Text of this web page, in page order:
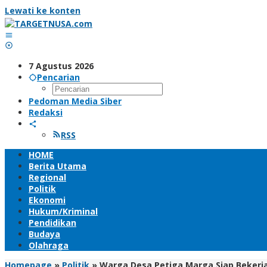
Lewati ke konten
7 Agustus 2026
Pencarian
Pedoman Media Siber
Redaksi
RSS
HOME
Berita Utama
Regional
Politik
Ekonomi
Hukum/Kriminal
Pendidikan
Budaya
Olahraga